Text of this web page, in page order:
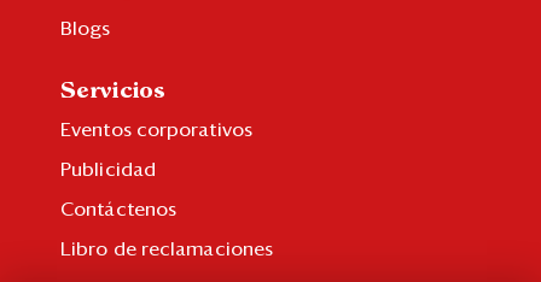
Blogs
Servicios
Eventos corporativos
Publicidad
Contáctenos
Libro de reclamaciones